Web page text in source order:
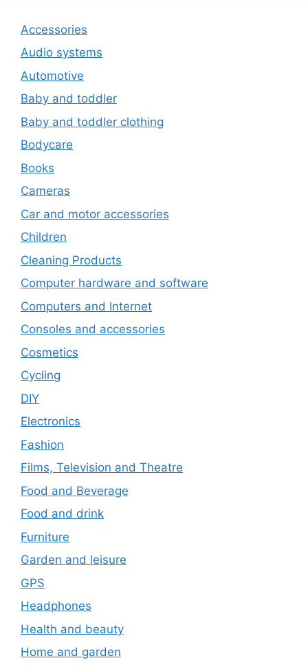
Accessories
Audio systems
Automotive
Baby and toddler
Baby and toddler clothing
Bodycare
Books
Cameras
Car and motor accessories
Children
Cleaning Products
Computer hardware and software
Computers and Internet
Consoles and accessories
Cosmetics
Cycling
DIY
Electronics
Fashion
Films, Television and Theatre
Food and Beverage
Food and drink
Furniture
Garden and leisure
GPS
Headphones
Health and beauty
Home and garden